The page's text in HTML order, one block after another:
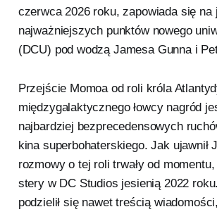
czerwca 2026 roku, zapowiada się na
najważniejszych punktów nowego
(DCU) pod wodzą Jamesa Gunna i
Przejście Momoa od roli króla
międzygalaktycznego łowcy nagród
najbardziej bezprecedensowych
kina superbohaterskiego. Jak ujawnił
rozmowy o tej roli trwały od momentu,
stery w DC Studios jesienią 2022
podzielił się nawet treścią